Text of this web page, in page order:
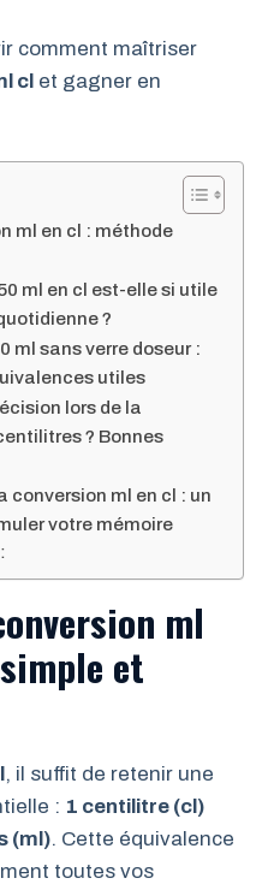
comment maîtriser
cl et gagner en
ml en cl : méthode
ml en cl est-elle si utile
?
ml sans verre doseur :
utiles
lors de la
? Bonnes
ml en cl : un
votre mémoire
ml
et
, il suffit de retenir une
: 1 centilitre (cl)
(ml). Cette équivalence
toutes vos